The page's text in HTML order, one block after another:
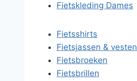
Fietskleding Dames
Fietsshirts
Fietsjassen & vesten
Fietsbroeken
Fietsbrillen